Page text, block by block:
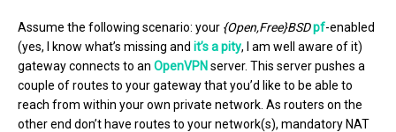
Assume the following scenario: your {Open,Free}BSDpf-enabled
(yes, I know what’s missing and it’s a pity, I am well aware of it)
gateway connects to an OpenVPN server. This server pushes a
couple of routes to your gateway that you’d like to be able to
reach from within your own private network. As routers on the
other end don’t have routes to your network(s), mandatory NAT